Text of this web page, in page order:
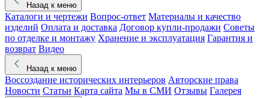
Назад к меню
Каталоги и чертежи Вопрос-ответ Материалы и качество
изделий Оплата и доставка Договор купли-продажи Советы
по отделке и монтажу Хранение и эксплуатация Гарантия и
возврат Видео
Назад к меню
Воссоздание исторических интерьеров Авторские права
Новости Статьи Карта сайта Мы в СМИ Отзывы Галерея